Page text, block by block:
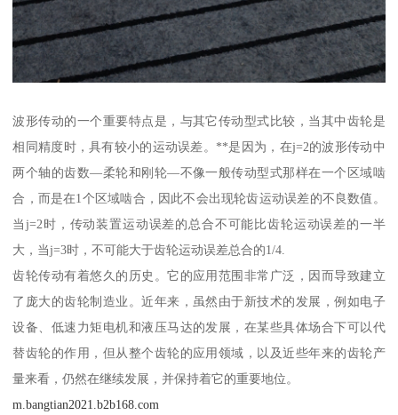
波形传动的一个重要特点是，与其它传动型式比较，当其中齿轮是
相同精度时，具有较小的运动误差。**是因为，在j=2的波形传动中
两个轴的齿数—柔轮和刚轮—不像一般传动型式那样在一个区域啮
合，而是在1个区域啮合，因此不会出现轮齿运动误差的不良数值。
当j=2时，传动装置运动误差的总合不可能比齿轮运动误差的一半
大，当j=3时，不可能大于齿轮运动误差总合的1/4.
齿轮传动有着悠久的历史。它的应用范围非常广泛，因而导致建立
了庞大的齿轮制造业。近年来，虽然由于新技术的发展，例如电子
设备、低速力矩电机和液压马达的发展，在某些具体场合下可以代
替齿轮的作用，但从整个齿轮的应用领域，以及近些年来的齿轮产
量来看，仍然在继续发展，并保持着它的重要地位。
m.bangtian2021.b2b168.com